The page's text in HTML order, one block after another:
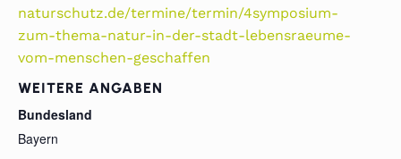
naturschutz.de/termine/termin/4symposium-
zum-thema-natur-in-der-stadt-lebensraeume-
vom-menschen-geschaffen
WEITERE ANGABEN
Bundesland
Bayern